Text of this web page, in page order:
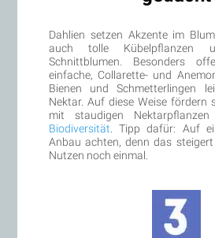
Dahlien setzen Akzente im
auch tolle Kübelpflanzen
Schnittblumen. Besonders
einfache, Collarette- und
Bienen und Schmetterlingen
Nektar. Auf diese Weise fördern
mit staudigen Nektarpflanzen
Biodiversität . Tipp dafür: Auf
Anbau achten, denn das
Nutzen noch einmal.